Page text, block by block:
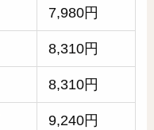
7,980円
8,310円
8,310円
9,240円